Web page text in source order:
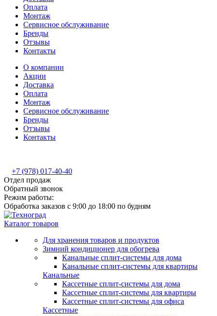
Оплата
Монтаж
Сервисное обслуживание
Бренды
Отзывы
Контакты
О компании
Акции
Доставка
Оплата
Монтаж
Сервисное обслуживание
Бренды
Отзывы
Контакты
+7 (978) 017-40-40
Отдел продаж
Обратный звонок
Режим работы:
Обработка заказов с 9:00 до 18:00 по будням
Каталог товаров
Для хранения товаров и продуктов
Зимний кондиционер для обогрева
Канальные сплит-системы для дома
Канальные сплит-системы для квартиры
Канальные
Кассетные сплит-системы для дома
Кассетные сплит-системы для квартиры
Кассетные сплит-системы для офиса
Кассетные